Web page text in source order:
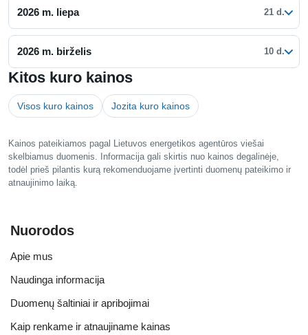
2026 m. liepa 21 d.
2026 m. birželis 10 d.
Kitos kuro kainos
Visos kuro kainos Jozita kuro kainos
Kainos pateikiamos pagal Lietuvos energetikos agentūros viešai
skelbiamus duomenis. Informacija gali skirtis nuo kainos degalinėje,
todėl prieš pilantis kurą rekomenduojame įvertinti duomenų pateikimo ir
atnaujinimo laiką.
Nuorodos
Apie mus
Naudinga informacija
Duomenų šaltiniai ir apribojimai
Kaip renkame ir atnaujiname kainas